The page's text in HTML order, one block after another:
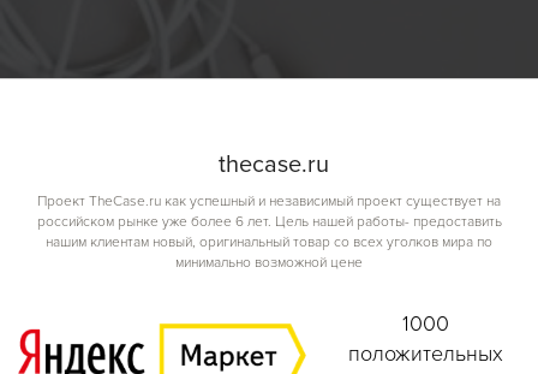
thecase.ru
Проект TheCase.ru как успешный и независимый проект существует на
российском рынке уже более 6 лет. Цель нашей работы- предоставить
нашим клиентам новый, оригинальный товар со всех уголков мира по
минимально возможной цене
1000
положительных